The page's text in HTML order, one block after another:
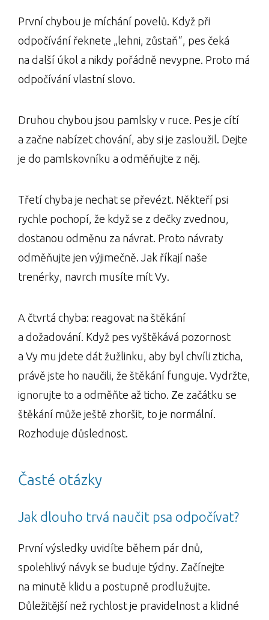
První chybou je míchání povelů. Když při
odpočívání řeknete „lehni, zůstaň“, pes čeká
na další úkol a nikdy pořádně nevypne. Proto má
odpočívání vlastní slovo.
Druhou chybou jsou pamlsky v ruce. Pes je cítí
a začne nabízet chování, aby si je zasloužil. Dejte
je do pamlskovníku a odměňujte z něj.
Třetí chyba je nechat se převézt. Někteří psi
rychle pochopí, že když se z dečky zvednou,
dostanou odměnu za návrat. Proto návraty
odměňujte jen výjimečně. Jak říkají naše
trenérky, navrch musíte mít Vy.
A čtvrtá chyba: reagovat na štěkání
a dožadování. Když pes vyštěkává pozornost
a Vy mu jdete dát žužlinku, aby byl chvíli zticha,
právě jste ho naučili, že štěkání funguje. Vydržte,
ignorujte to a odměňte až ticho. Ze začátku se
štěkání může ještě zhoršit, to je normální.
Rozhoduje důslednost.
Časté otázky
Jak dlouho trvá naučit psa odpočívat?
První výsledky uvidíte během pár dnů,
spolehlivý návyk se buduje týdny. Začínejte
na minutě klidu a postupně prodlužujte.
Důležitější než rychlost je pravidelnost a klidné